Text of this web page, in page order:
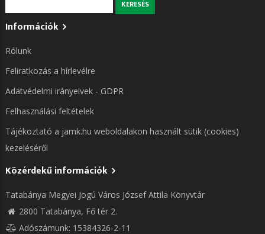
Információk
Rólunk
Feliratkozás a hírlevélre
Adatvédelmi irányelvek - GDPR
Felhasználási feltételek
Tájékoztató a jamk.hu weboldalakon használt sütik (cookies)
kezeléséről
Közérdekű információk
Tatabánya Megyei Jogú Város József Attila Könyvtár
2800 Tatabánya, Fő tér 2.
Adószámunk: 15384326-2-11